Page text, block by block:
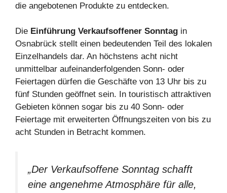
die angebotenen Produkte zu entdecken.
Die Einführung Verkaufsoffener Sonntag in
Osnabrück stellt einen bedeutenden Teil des lokalen
Einzelhandels dar. An höchstens acht nicht
unmittelbar aufeinanderfolgenden Sonn- oder
Feiertagen dürfen die Geschäfte von 13 Uhr bis zu
fünf Stunden geöffnet sein. In touristisch attraktiven
Gebieten können sogar bis zu 40 Sonn- oder
Feiertage mit erweiterten Öffnungszeiten von bis zu
acht Stunden in Betracht kommen.
„Der Verkaufsoffene Sonntag schafft
eine angenehme Atmosphäre für alle,